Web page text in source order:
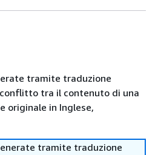
tramite traduzione
tra il contenuto di una
originale in Inglese,
tramite traduzione